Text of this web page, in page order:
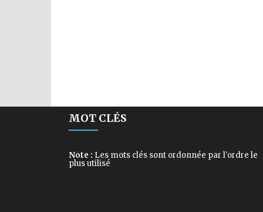
MOT CLÉS
Note : Les mots clés sont ordonnée par l'ordre le
plus utilisé